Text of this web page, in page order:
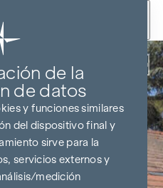
de la
de datos
y funciones similares
del dispositivo final y
sirve para la
servicios externos y
medición